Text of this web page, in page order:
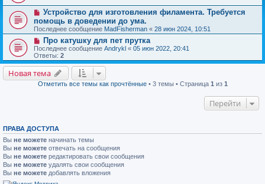
Устройство для изготовления филамента. Требуется
помощь в доведении до ума.
Последнее сообщение MadFisherman « 28 июн 2024, 10:51
Про катушку для пет прутка
Последнее сообщение Andrykl « 05 июн 2022, 20:41
Ответы: 2
Новая тема
Отметить все темы как прочтённые• 3 темы • Страница 1 из 1
Перейти
ПРАВА ДОСТУПА
Вы не можете начинать темы
Вы не можете отвечать на сообщения
Вы не можете редактировать свои сообщения
Вы не можете удалять свои сообщения
Вы не можете добавлять вложения